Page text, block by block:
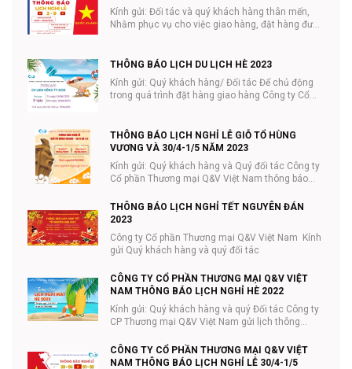
Kính gửi: Đối tác và quý khách hàng thân mến,
Nhằm phục vụ cho việc giao hàng, đặt hàng được
THÔNG BÁO LỊCH DU LỊCH HÈ 2023
Kính gửi: Quý khách hàng/ Đối tác Để chủ động
trong quá trình đặt hàng giao hàng Công ty Cổ
THÔNG BÁO LỊCH NGHỈ LỄ GIỖ TỔ HÙNG
VƯƠNG VÀ 30/4-1/5 NĂM 2023
Kính gửi: Quý khách hàng và Quý đối tác Công ty
Cổ phần Thương mại Q&V Việt Nam thông báo
THÔNG BÁO LỊCH NGHỈ TẾT NGUYÊN ĐÁN
2023
Công ty Cổ phần Thương mại Q&V Việt Nam Kính
gửi Quý khách hàng và quý đối tác
CÔNG TY CỔ PHẦN THƯƠNG MẠI Q&V VIỆT
NAM THÔNG BÁO LỊCH NGHỈ HÈ 2022
Kính gửi: Quý khách hàng và quý Đối tác Công ty
CP Thương mại Q&V Việt Nam gửi lịch thông
CÔNG TY CỔ PHẦN THƯƠNG MẠI Q&V VIỆT
NAM THÔNG BÁO LỊCH NGHỈ LỄ 30/4-1/5